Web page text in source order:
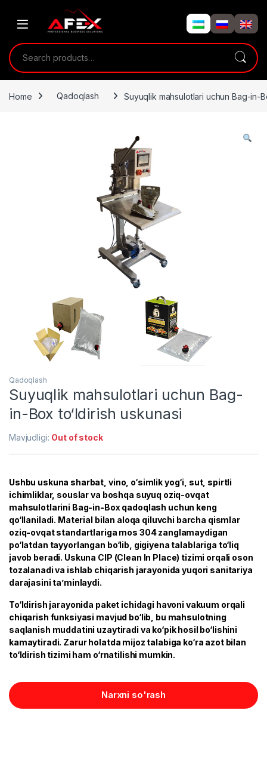
Search for:
Home Qadoqlash Suyuqlik mahsulotlari uchun Bag-in-
Qadoqlash
Suyuqlik mahsulotlari uchun Bag-
in-Box to‘ldirish uskunasi
Mavjudligi: Out of stock
Ushbu uskuna sharbat, vino, o‘simlik yog‘i, sut, spirtli
ichimliklar, souslar va boshqa suyuq oziq-ovqat
mahsulotlarini Bag-in-Box qadoqlash uchun keng
qo‘llaniladi. Material bilan aloqa qiluvchi barcha qismlar
oziq-ovqat standartlariga mos 304 zanglamaydigan
po‘latdan tayyorlangan bo‘lib, gigiyena talablariga to‘liq
javob beradi. Uskuna CIP (Clean In Place) tizimi orqali oson
tozalanadi va ishlab chiqarish jarayonida yuqori sanitariya
darajasini ta’minlaydi.
To‘ldirish jarayonida paket ichidagi havoni vakuum orqali
chiqarish funksiyasi mavjud bo‘lib, bu mahsulotning
saqlanish muddatini uzaytiradi va ko‘pik hosil bo‘lishini
kamaytiradi. Zarur holatda mijoz talabiga ko‘ra azot bilan
to‘ldirish tizimi ham o‘rnatilishi mumkin.
Narxni so'rash